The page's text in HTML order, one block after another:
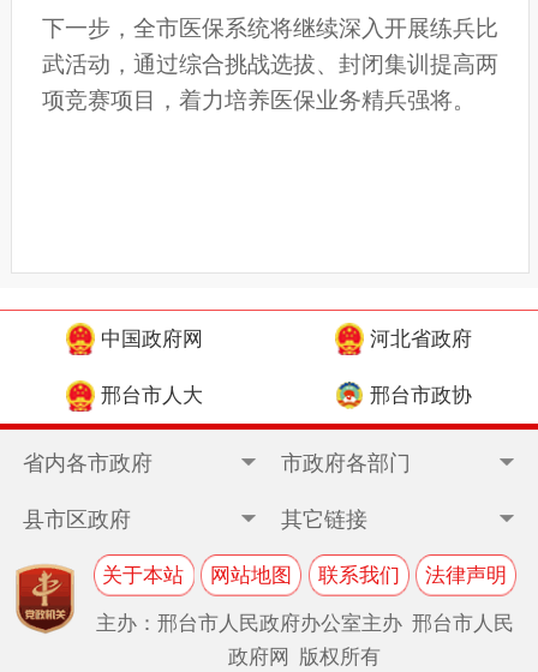
下一步，全市医保系统将继续深入开展练兵比
武活动，通过综合挑战选拔、封闭集训提高两
项竞赛项目，着力培养医保业务精兵强将。
中国政府网 河北省政府
邢台市人大 邢台市政协
省内各市政府 市政府各部门
县市区政府 其它链接
关于本站 网站地图 联系我们 法律声明
主办：邢台市人民政府办公室主办 邢台市人民
政府网 版权所有